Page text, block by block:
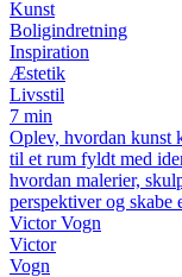
Kunst
Boligindretning
Inspiration
Æstetik
Livsstil
7 min
Oplev, hvordan kunst
til et rum fyldt med
hvordan malerier,
perspektiver og skabe
Victor Vogn
Victor
Vogn